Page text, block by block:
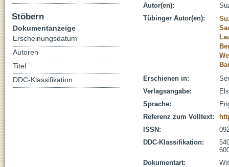
Autor(en):
Tübinger Autor(en):
Erschienen in:
Verlagsangabe:
Sprache:
Referenz zum Volltext:
ISSN:
DDC-Klassifikation:
Dokumentart:
Stöbern
Dokumentanzeige
Erscheinungsdatum
Autoren
Titel
DDC-Klassifikation